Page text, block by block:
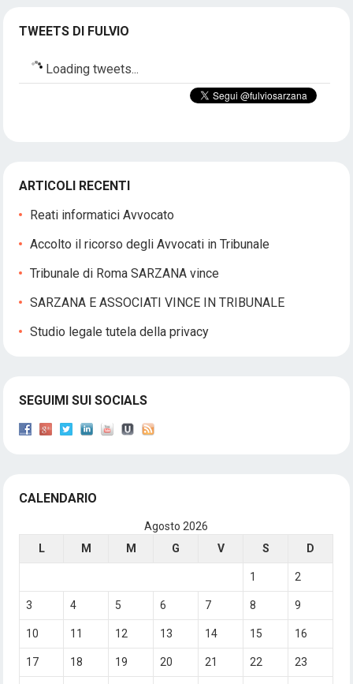
TWEETS DI FULVIO
Loading tweets...
ARTICOLI RECENTI
Reati informatici Avvocato
Accolto il ricorso degli Avvocati in Tribunale
Tribunale di Roma SARZANA vince
SARZANA E ASSOCIATI VINCE IN TRIBUNALE
Studio legale tutela della privacy
SEGUIMI SUI SOCIALS
CALENDARIO
Agosto 2026
L
M M G V S D
1 2
3 4 5 6 7 8 9
10 11 12 13 14 15 16
17 18 19 20 21 22 23